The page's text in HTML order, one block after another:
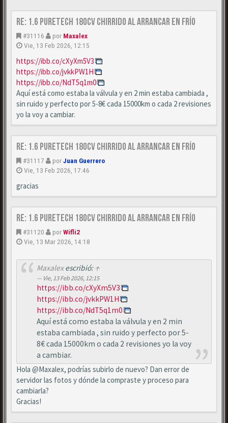
Re: 1.6 puretech 180cv chirrido al arrancar en frío
#31116 por Maxalex
Vie, 13 Feb 2026, 12:15
https://ibb.co/cXyXm5V3
https://ibb.co/jvkkPW1H
https://ibb.co/NdT5q1m0
Aquí está como estaba la válvula y en 2 min estaba cambiada ,
sin ruido y perfecto por 5-8€ cada 15000km o cada 2 revisiones
yo la voy a cambiar.
Re: 1.6 puretech 180cv chirrido al arrancar en frío
#31117 porJuan Guerrero
Vie, 13 Feb 2026, 17:46
gracias
Re: 1.6 puretech 180cv chirrido al arrancar en frío
#31120 porWifli2
Vie, 13 Mar 2026, 14:18
Maxalexescribió: ↑
Vie, 13 Feb 2026, 12:15
https://ibb.co/cXyXm5V3
https://ibb.co/jvkkPW1H
https://ibb.co/NdT5q1m0
Aquí está como estaba la válvula y en 2 min
estaba cambiada , sin ruido y perfecto por 5-
8€ cada 15000km o cada 2 revisiones yo la voy
a cambiar.
Hola @Maxalex, podrías subirlo de nuevo? Dan error de
servidor las fotos y dónde la compraste y proceso para
cambiarla?
Gracias!